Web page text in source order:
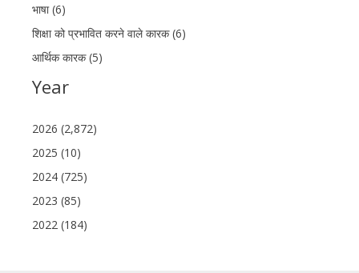
भाषा (6)
शिक्षा को प्रभावित करने वाले कारक (6)
आर्थिक कारक (5)
Year
2026 (2,872)
2025 (10)
2024 (725)
2023 (85)
2022 (184)